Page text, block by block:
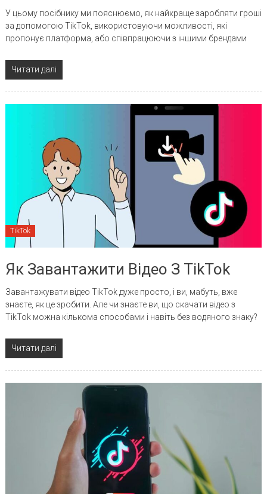
У цьому посібнику ми пояснюємо, як найкраще заробляти гроші
за допомогою TikTok, використовуючи можливості, які
пропонує платформа, або співпрацюючи з іншими брендами
Читати далі
TikTok
Як Завантажити Відео З TikTok
Завантажувати відео TikTok дуже просто, і ви, мабуть, вже
знаєте, як це зробити. Але чи знаєте ви, що скачати відео з
TikTok можна кількома способами і навіть без водяного знаку?
Читати далі